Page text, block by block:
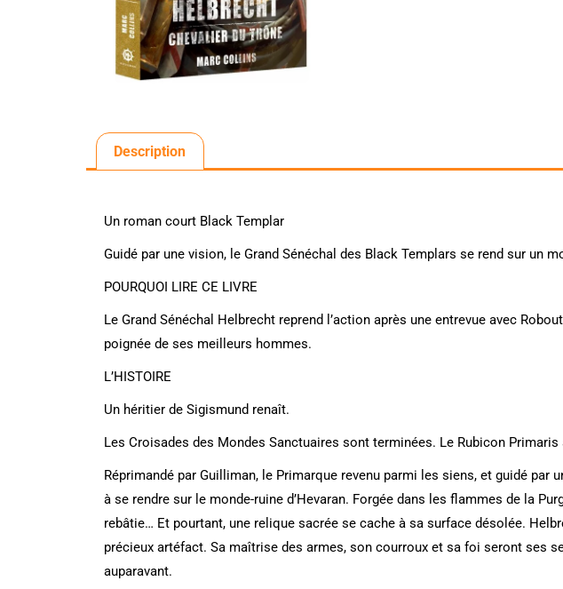
Description
Un roman court Black Templar
Guidé par une vision, le Grand Sénéchal des Black Templars se rend sur un
POURQUOI LIRE CE LIVRE
Le Grand Sénéchal Helbrecht reprend l’action après une entrevue avec
poignée de ses meilleurs hommes.
L’HISTOIRE
Un héritier de Sigismund renaît.
Les Croisades des Mondes Sanctuaires sont terminées. Le Rubicon Primaris
Réprimandé par Guilliman, le Primarque revenu parmi les siens, et guidé par
à se rendre sur le monde-ruine d’Hevaran. Forgée dans les flammes de la
rebâtie… Et pourtant, une relique sacrée se cache à sa surface désolée.
précieux artéfact. Sa maîtrise des armes, son courroux et sa foi seront ses
auparavant.